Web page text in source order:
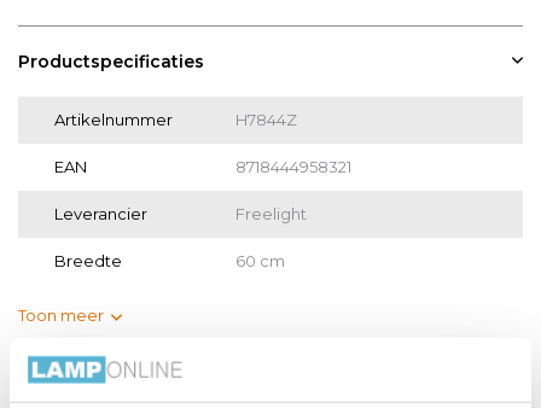
Productspecificaties
Artikelnummer H7844Z
EAN 8718444958321
Leverancier Freelight
Breedte 60 cm
Toon meer
Vergelijk Delen